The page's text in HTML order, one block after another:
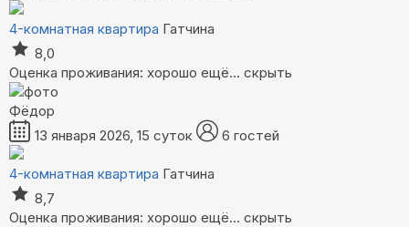
4-комнатная квартира Гатчина
8,0
Оценка проживания: хорошо ещё... скрыть
Фёдор
13 января 2026, 15 суток
6 гостей
4-комнатная квартира Гатчина
8,7
Оценка проживания: хорошо ещё... скрыть